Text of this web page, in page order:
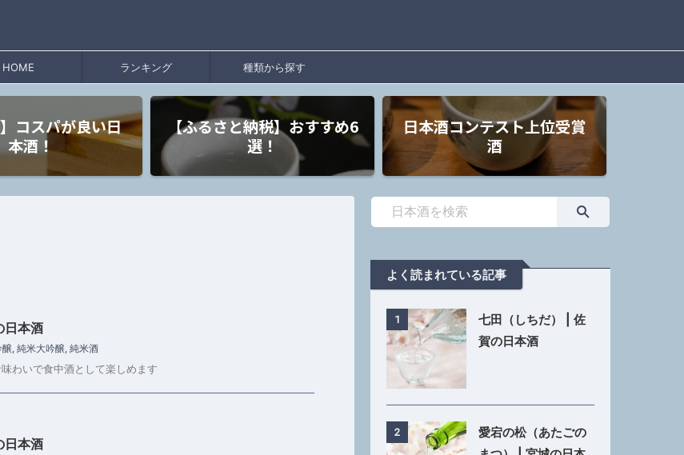
HOME ランキング 種類から探す
】コスパが良い日
本酒！
【ふるさと納税】おすすめ6
選！
日本酒コンテスト上位受賞
酒
日本酒
, 純米大吟醸, 純米酒
わいで食中酒として楽しめます
日本酒
よく読まれている記事
1
七田（しちだ） | 佐
賀の日本酒
2
愛宕の松（あたごの